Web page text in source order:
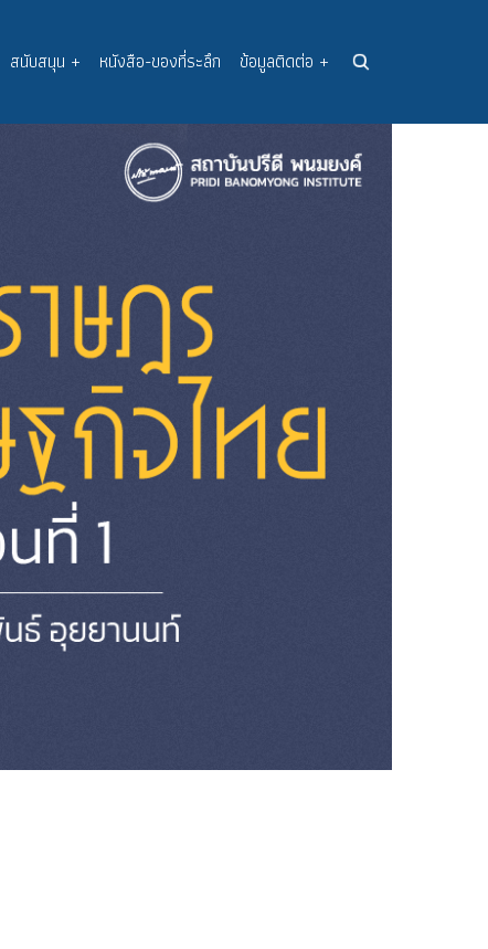
สนับสนุน + หนังสือ-ของที่ระลึก ข้อมูลติดต่อ +